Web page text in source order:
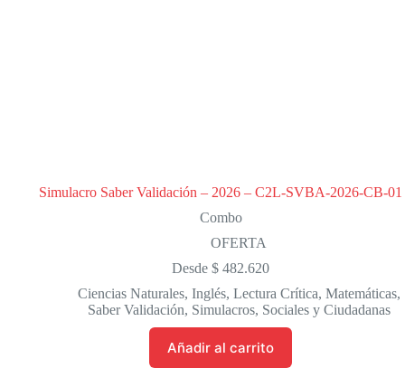
Simulacro Saber Validación – 2026 – C2L-SVBA-2026-CB-01
Combo
OFERTA
Desde $ 482.620
Ciencias Naturales, Inglés, Lectura Crítica, Matemáticas,
Saber Validación, Simulacros, Sociales y Ciudadanas
Añadir al carrito